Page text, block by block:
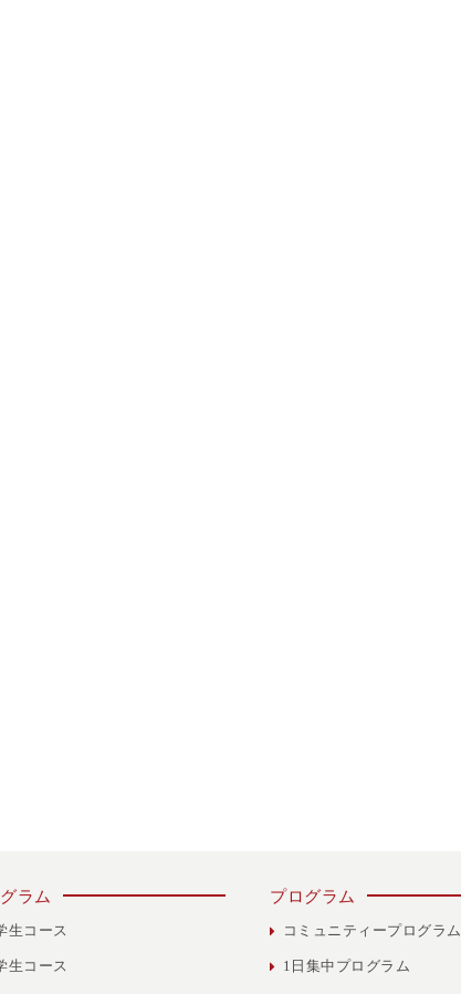
ラム
生コース
生コース
プログラム
コミュニティープログラム
1日集中プログラム